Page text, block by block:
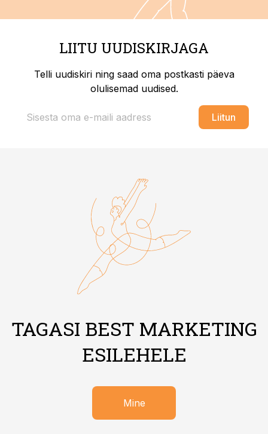
LIITU UUDISKIRJAGA
Telli uudiskiri ning saad oma postkasti päeva
olulisemad uudised.
Liitun
TAGASI BEST MARKETING
ESILEHELE
Mine